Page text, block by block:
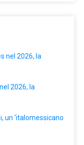
nel 2026, la
2026, la
un ‘italomessicano